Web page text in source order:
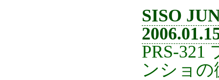
SISO
PRS-321
ンショ